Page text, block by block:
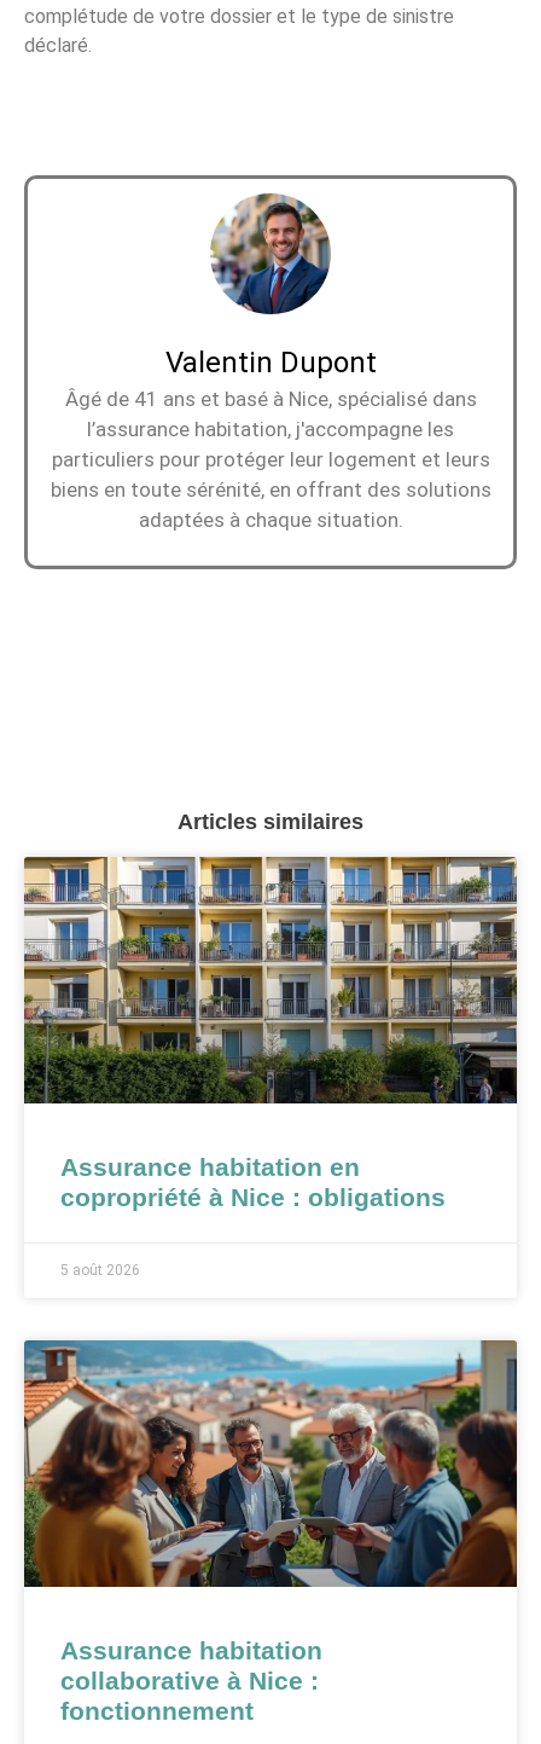
complétude de votre dossier et le type de sinistre
déclaré.
Valentin Dupont
Âgé de 41 ans et basé à Nice, spécialisé dans
l’assurance habitation, j'accompagne les
particuliers pour protéger leur logement et leurs
biens en toute sérénité, en offrant des solutions
adaptées à chaque situation.
Articles similaires
Assurance habitation en
copropriété à Nice : obligations
5 août 2026
Assurance habitation
collaborative à Nice :
fonctionnement